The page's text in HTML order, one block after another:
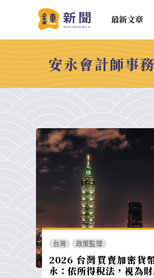
最新文章
安永會計師事
台灣 政策監理
2026 台灣買賣加密貨
永：依所得稅法，視為